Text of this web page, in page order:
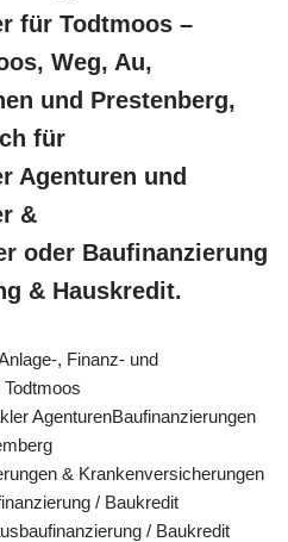
für Todtmoos –
Weg, Au,
und Prestenberg,
für
Agenturen und
&
oder Baufinanzierung
& Hauskredit.
, Finanz- und
AgenturenBaufinanzierungen
& Krankenversicherungen
/ Baukredit
/ Baukredit